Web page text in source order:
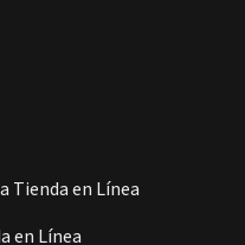
Tienda en Línea
en Línea